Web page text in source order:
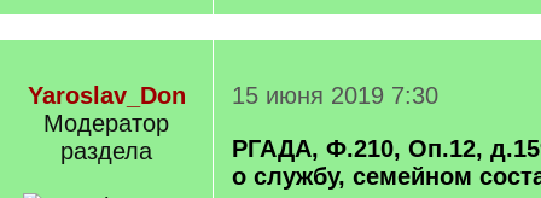
Yaroslav_Don
Модератор
раздела
15 июня 2019 7:30
РГАДА, Ф.210, Оп.12,
о службу, семейном